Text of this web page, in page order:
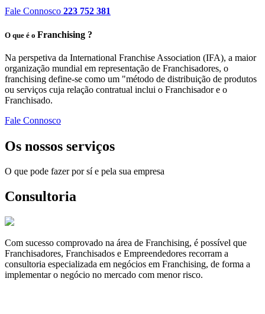
Fale Connosco 223 752 381
O que é o Franchising ?
Na perspetiva da International Franchise Association (IFA), a maior
organização mundial em representação de Franchisadores, o
franchising define-se como um "método de distribuição de produtos
ou serviços cuja relação contratual inclui o Franchisador e o
Franchisado.
Fale Connosco
Os nossos serviços
O que pode fazer por sí e pela sua empresa
Consultoria
Com sucesso comprovado na área de Franchising, é possível que
Franchisadores, Franchisados e Empreendedores recorram a
consultoria especializada em negócios em Franchising, de forma a
implementar o negócio no mercado com menor risco.